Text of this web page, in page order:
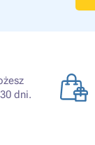
dni.